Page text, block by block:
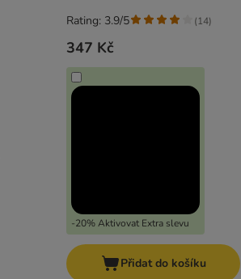
347 Kč
-20% Aktivovat Extra slevu
Rating: 3.9/5 (14)
Přidat do košíku